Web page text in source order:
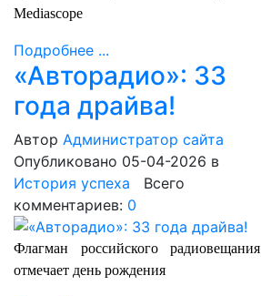
Mediascope
Подробнее ...
«Авторадио»: 33
года драйва!
Автор Администратор сайта
Опубликовано 05-04-2026 в
История успеха Всего
комментариев: 0
Флагман российского радиовещания
отмечает день рождения